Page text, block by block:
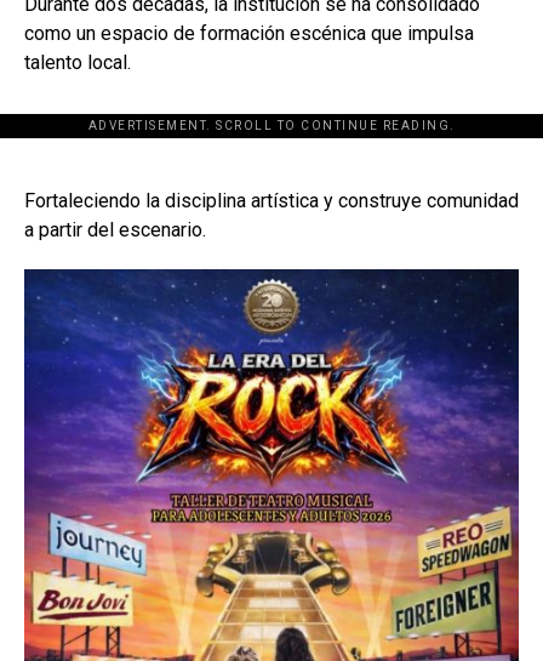
como un espacio de formación escénica que impulsa
talento local.
ADVERTISEMENT. SCROLL TO CONTINUE READING.
[adsforwp id="243463"]
Fortaleciendo la disciplina artística y construye comunidad
a partir del escenario.